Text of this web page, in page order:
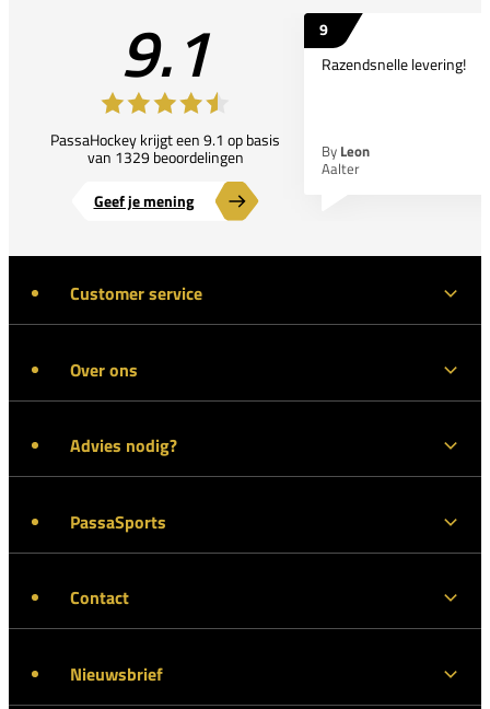
9.1
PassaHockey krijgt een 9.1 op basis
van 1329 beoordelingen
Geef je mening
9
Razendsnelle levering!
By Leon
Aalter
Customer service
Over ons
Advies nodig?
PassaSports
Contact
Nieuwsbrief